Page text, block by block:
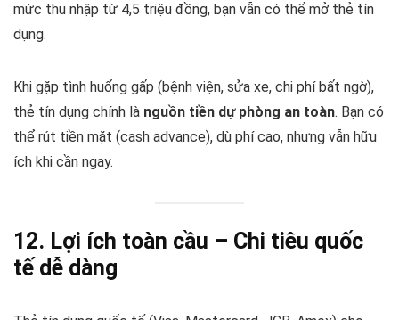
mức thu nhập từ 4,5 triệu đồng, bạn vẫn có thể mở thẻ tín
dụng.
Khi gặp tình huống gấp (bệnh viện, sửa xe, chi phí bất ngờ),
thẻ tín dụng chính là nguồn tiền dự phòng an toàn. Bạn có
thể rút tiền mặt (cash advance), dù phí cao, nhưng vẫn hữu
ích khi cần ngay.
12. Lợi ích toàn cầu – Chi tiêu quốc
tế dễ dàng